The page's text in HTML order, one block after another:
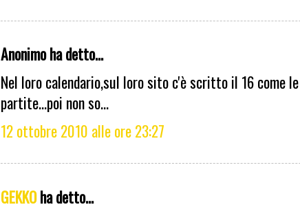
Anonimo ha detto...
Nel loro calendario,sul loro sito c'è scritto il 16 come
partite...poi non so...
12 ottobre 2010 alle ore 23:27
GEKKOha detto...